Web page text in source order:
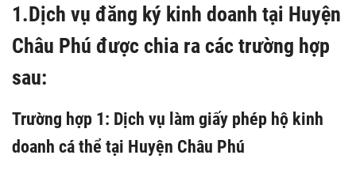
1.Dịch vụ đăng ký kinh doanh tại Huyện
Châu Phú được chia ra các trường hợp
sau:
Trường hợp 1: Dịch vụ làm giấy phép hộ kinh
doanh cá thể tại Huyện Châu Phú